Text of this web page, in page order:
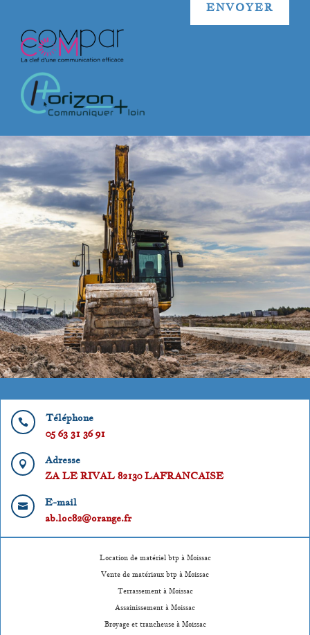
ENVOYER

Téléphone
05 63 31 36 91

Adresse
ZA LE RIVAL 82130 LAFRANCAISE

E-mail
ab.loc82@orange.fr
Location de matériel btp à Moissac
Vente de matériaux btp à Moissac
Terrassement à Moissac
Assainissement à Moissac
Broyage et trancheuse à Moissac